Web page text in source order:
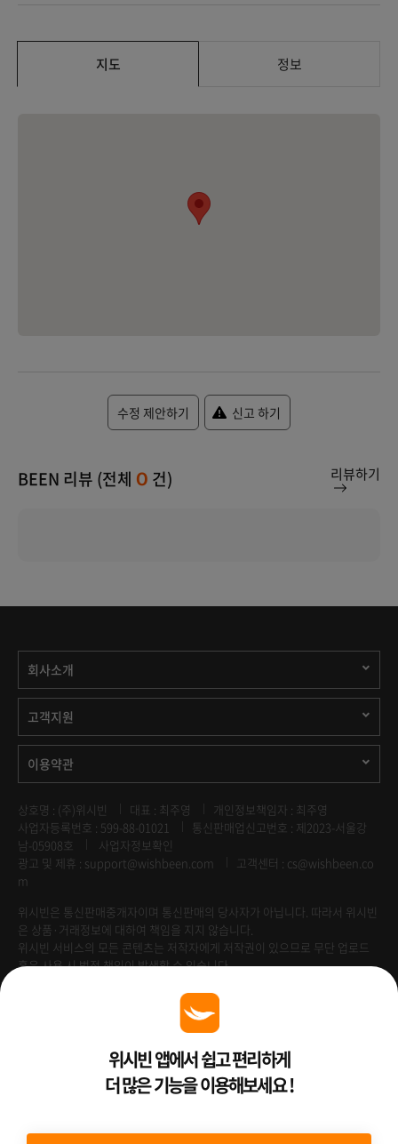
지도 정보
수정 제안하기 신고 하기
BEEN 리뷰 (전체 0 건) 리뷰하기
회사소개
고객지원
이용약관
상호명 : (주)위시빈 대표 : 최주영
개인정보책임자 : 최주영
사업자등록번호 : 599-88-01021
통신판매업신고번호 : 제2023-서울강
남-05908호
사업자정보확인
광고 및 제휴 : support@wishbeen.com
고객센터 : cs@wishbeen.co
m
위시빈은 통신판매중개자이며 통신판매의 당사자가 아닙니다. 따라서 위시빈
은 상품·거래정보에 대하여 책임을 지지 않습니다.
위시빈 서비스의 모든 콘텐츠는 저작자에게 저작권이 있으므로 무단 업로드
혹은 사용 시 법적 책임이 발생할 수 있습니다.
Venture Enterprise위시빈 앱에서 쉽고 편리하게
더 많은 기능을 이용해보세요 !